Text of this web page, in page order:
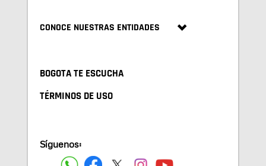
CONOCE NUESTRAS ENTIDADES
BOGOTA TE ESCUCHA
TÉRMINOS DE USO
Síguenos: